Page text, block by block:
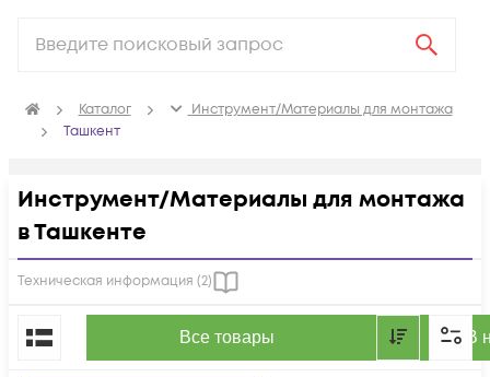
Каталог
Инструмент/Материалы для монтажа
Ташкент
Инструмент/Материалы для монтажа
в Ташкенте
Техническая информация (2)
Все товары В
По популярности